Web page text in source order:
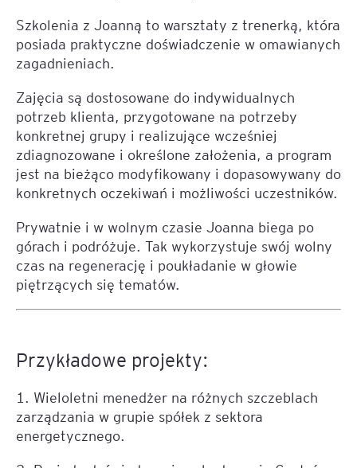
Szkolenia z Joanną to warsztaty z trenerką, która
posiada praktyczne doświadczenie w omawianych
zagadnieniach.
Zajęcia są dostosowane do indywidualnych
potrzeb klienta, przygotowane na potrzeby
konkretnej grupy i realizujące wcześniej
zdiagnozowane i określone założenia, a program
jest na bieżąco modyfikowany i dopasowywany do
konkretnych oczekiwań i możliwości uczestników.
Prywatnie i w wolnym czasie Joanna biega po
górach i podróżuje. Tak wykorzystuje swój wolny
czas na regenerację i poukładanie w głowie
piętrzących się tematów.
Przykładowe projekty:
1. Wieloletni menedżer na różnych szczeblach
zarządzania w grupie spółek z sektora
energetycznego.